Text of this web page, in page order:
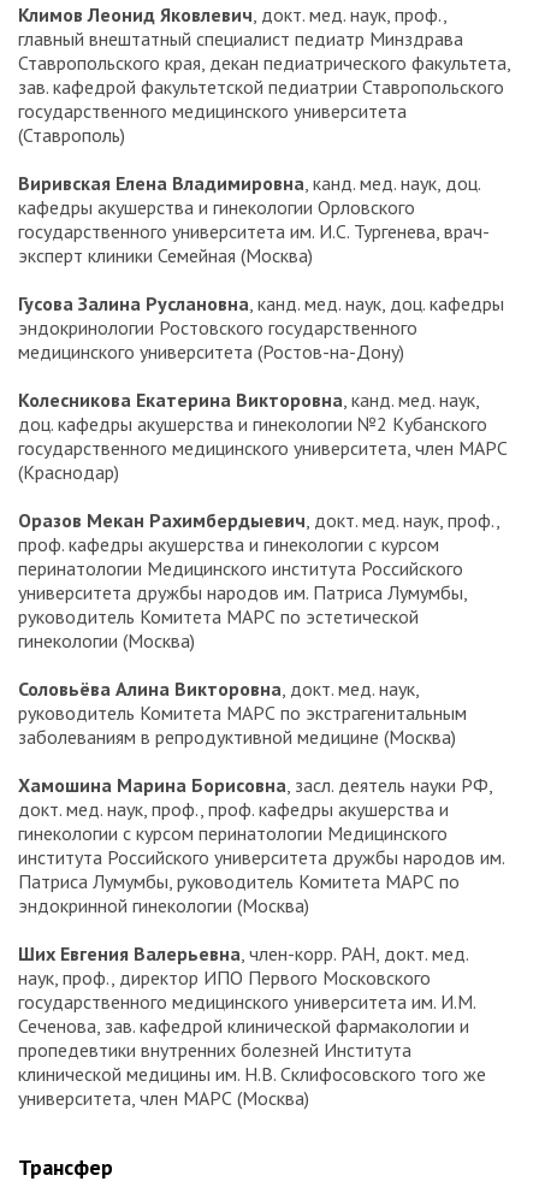
Климов Леонид Яковлевич , докт. мед. наук, проф.,
главный внештатный специалист педиатр Минздрава
Ставропольского края, декан педиатрического факультета,
зав. кафедрой факультетской педиатрии Ставропольского
государственного медицинского университета
(Ставрополь)
Виривская Елена Владимировна , канд. мед. наук, доц.
кафедры акушерства и гинекологии Орловского
государственного университета им. И.С. Тургенева, врач-
эксперт клиники Семейная (Москва)
Гусова Залина Руслановна , канд. мед. наук, доц. кафедры
эндокринологии Ростовского государственного
медицинского университета (Ростов-на-Дону)
Колесникова Екатерина Викторовна , канд. мед. наук,
доц. кафедры акушерства и гинекологии №2 Кубанского
государственного медицинского университета, член МАРС
(Краснодар)
Оразов Мекан Рахимбердыевич , докт. мед. наук, проф.,
проф. кафедры акушерства и гинекологии с курсом
перинатологии Медицинского института Российского
университета дружбы народов им. Патриса Лумумбы,
руководитель Комитета МАРС по эстетической
гинекологии (Москва)
Соловьёва Алина Викторовна , докт. мед. наук,
руководитель Комитета МАРС по экстрагенитальным
заболеваниям в репродуктивной медицине (Москва)
Хамошина Марина Борисовна , засл. деятель науки РФ,
докт. мед. наук, проф., проф. кафедры акушерства и
гинекологии с курсом перинатологии Медицинского
института Российского университета дружбы народов им.
Патриса Лумумбы, руководитель Комитета МАРС по
эндокринной гинекологии (Москва)
Ших Евгения Валерьевна , член-корр. РАН, докт. мед.
наук, проф., директор ИПО Первого Московского
государственного медицинского университета им. И.М.
Сеченова, зав. кафедрой клинической фармакологии и
пропедевтики внутренних болезней Института
клинической медицины им. Н.В. Склифосовского того же
университета, член МАРС (Москва)
Трансфер